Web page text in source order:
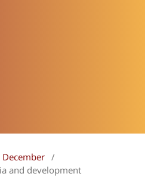
/
and development